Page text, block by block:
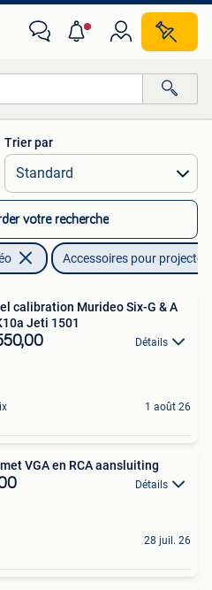
les distances…
Trier par
votre recherche
Accessoires pour
calibration Murideo Six-G & A
Jeti 1501
Détails
1 août 26
VGA en RCA aansluiting
Détails
28 juil. 26